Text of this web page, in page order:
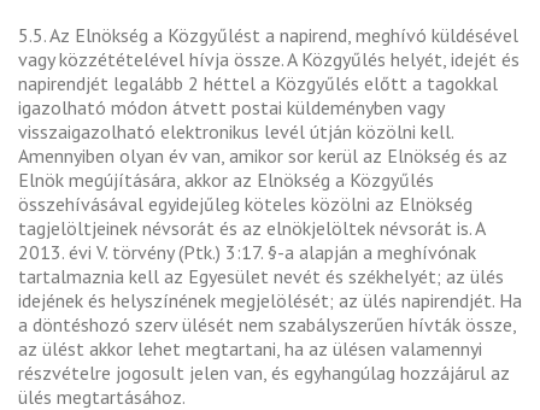
5.5. Az Elnökség a Közgyűlést a napirend, meghívó küldésével
vagy közzétételével hívja össze. A Közgyűlés helyét, idejét és
napirendjét legalább 2 héttel a Közgyűlés előtt a tagokkal
igazolható módon átvett postai küldeményben vagy
visszaigazolható elektronikus levél útján közölni kell.
Amennyiben olyan év van, amikor sor kerül az Elnökség és az
Elnök megújítására, akkor az Elnökség a Közgyűlés
összehívásával egyidejűleg köteles közölni az Elnökség
tagjelöltjeinek névsorát és az elnökjelöltek névsorát is. A
2013. évi V. törvény (Ptk.) 3:17. §-a alapján a meghívónak
tartalmaznia kell az Egyesület nevét és székhelyét; az ülés
idejének és helyszínének megjelölését; az ülés napirendjét. Ha
a döntéshozó szerv ülését nem szabályszerűen hívták össze,
az ülést akkor lehet megtartani, ha az ülésen valamennyi
részvételre jogosult jelen van, és egyhangúlag hozzájárul az
ülés megtartásához.